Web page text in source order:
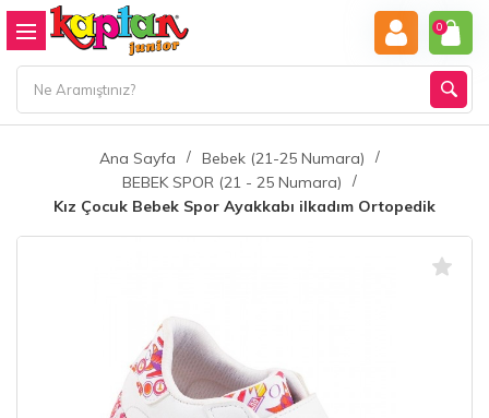
0
Ana Sayfa
Bebek (21-25 Numara)
BEBEK SPOR (21 - 25 Numara)
Kız Çocuk Bebek Spor Ayakkabı ilkadım Ortopedik